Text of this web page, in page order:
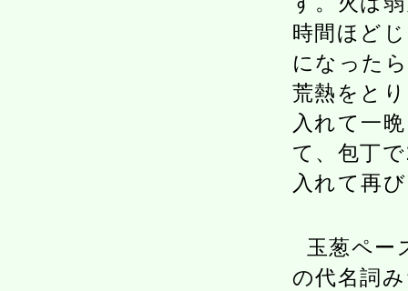
時間ほど
になった
荒熱をと
入れて一
て、包丁
入れて再
玉葱ペー
の代名詞